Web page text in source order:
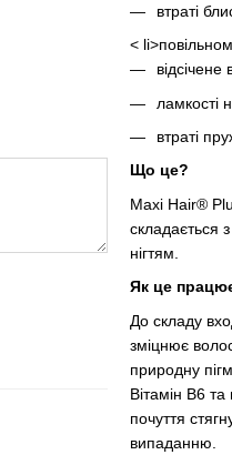
втраті
<
відсічене
ламкості
втраті
Що це?
Maxi Hair®
складається
нігтям.
Як це
До складу
зміцнює
природну
Вітамін В6
почуття
випаданню.